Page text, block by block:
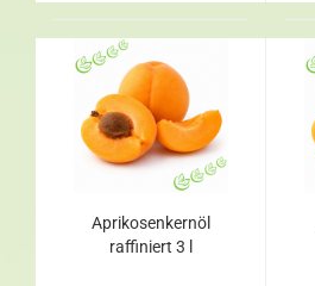
Aprikosenkernöl
raffiniert 3 l